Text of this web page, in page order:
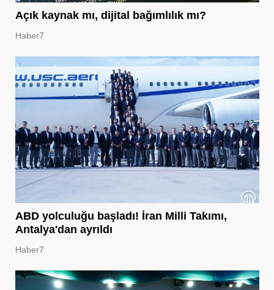
Açık kaynak mı, dijital bağımlılık mı?
Haber7
ABD yolculuğu başladı! İran Milli Takımı,
Antalya'dan ayrıldı
Haber7